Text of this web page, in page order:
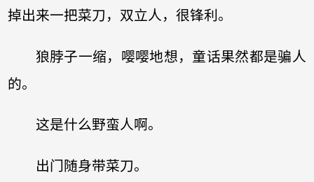
掉出来一把菜刀，双立人，很锋利。
狼脖子一缩，嘤嘤地想，童话果然都是骗人
的。
这是什么野蛮人啊。
出门随身带菜刀。